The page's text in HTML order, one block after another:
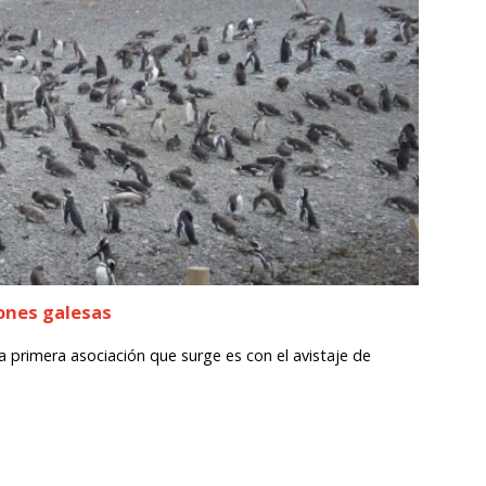
galesas
primera asociación que surge es con el avistaje de